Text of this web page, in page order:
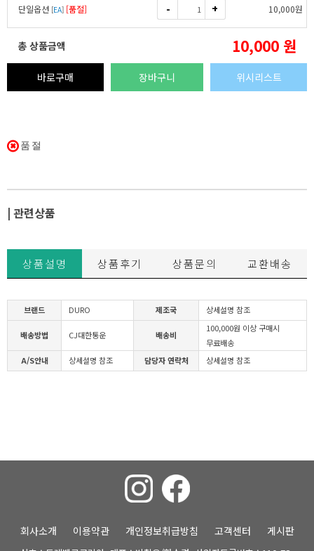
단일옵션 [EA] [품절] - + 10,000원
총 상품금액 10,000 원
바로구매 장바구니 위시리스트
품절
| 관련상품
상품설명 상품후기 상품문의 교환배송
브랜드 DURO 제조국 상세설명 참조
배송방법 CJ대한통운 배송비
100,000원 이상 구매시
무료배송
A/S안내
상세설명 참조 담당자 연락처 상세설명 참조
회사소개 이용약관 개인정보취급방침 고객센터 게시판